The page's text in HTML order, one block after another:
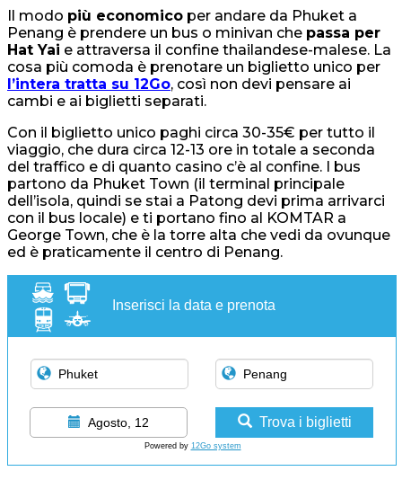
Il modo più economico per andare da Phuket a
Penang è prendere un bus o minivan che passa per
Hat Yai e attraversa il confine thailandese-malese. La
cosa più comoda è prenotare un biglietto unico per
l’intera tratta su 12Go, così non devi pensare ai
cambi e ai biglietti separati.
Con il biglietto unico paghi circa 30-35€ per tutto il
viaggio, che dura circa 12-13 ore in totale a seconda
del traffico e di quanto casino c’è al confine. I bus
partono da Phuket Town (il terminal principale
dell’isola, quindi se stai a Patong devi prima arrivarci
con il bus locale) e ti portano fino al KOMTAR a
George Town, che è la torre alta che vedi da ovunque
ed è praticamente il centro di Penang.
Inserisci la data e prenota
Agosto, 12 Trova i biglietti
Powered by 12Go system